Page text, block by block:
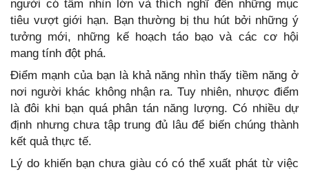
người có tầm nhìn lớn và thích nghĩ đến những mục
tiêu vượt giới hạn. Bạn thường bị thu hút bởi những ý
tưởng mới, những kế hoạch táo bạo và các cơ hội
mang tính đột phá.
Điểm mạnh của bạn là khả năng nhìn thấy tiềm năng ở
nơi người khác không nhận ra. Tuy nhiên, nhược điểm
là đôi khi bạn quá phân tán năng lượng. Có nhiều dự
định nhưng chưa tập trung đủ lâu để biến chúng thành
kết quả thực tế.
Lý do khiến bạn chưa giàu có có thể xuất phát từ việc